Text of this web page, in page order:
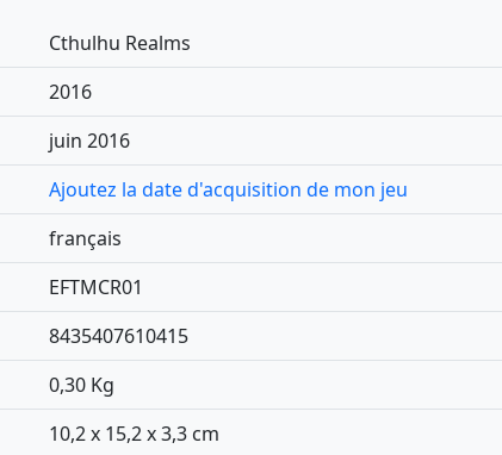
Cthulhu Realms
2016
juin 2016
Ajoutez la date d'acquisition de mon jeu
français
EFTMCR01
8435407610415
0,30 Kg
10,2 x 15,2 x 3,3 cm